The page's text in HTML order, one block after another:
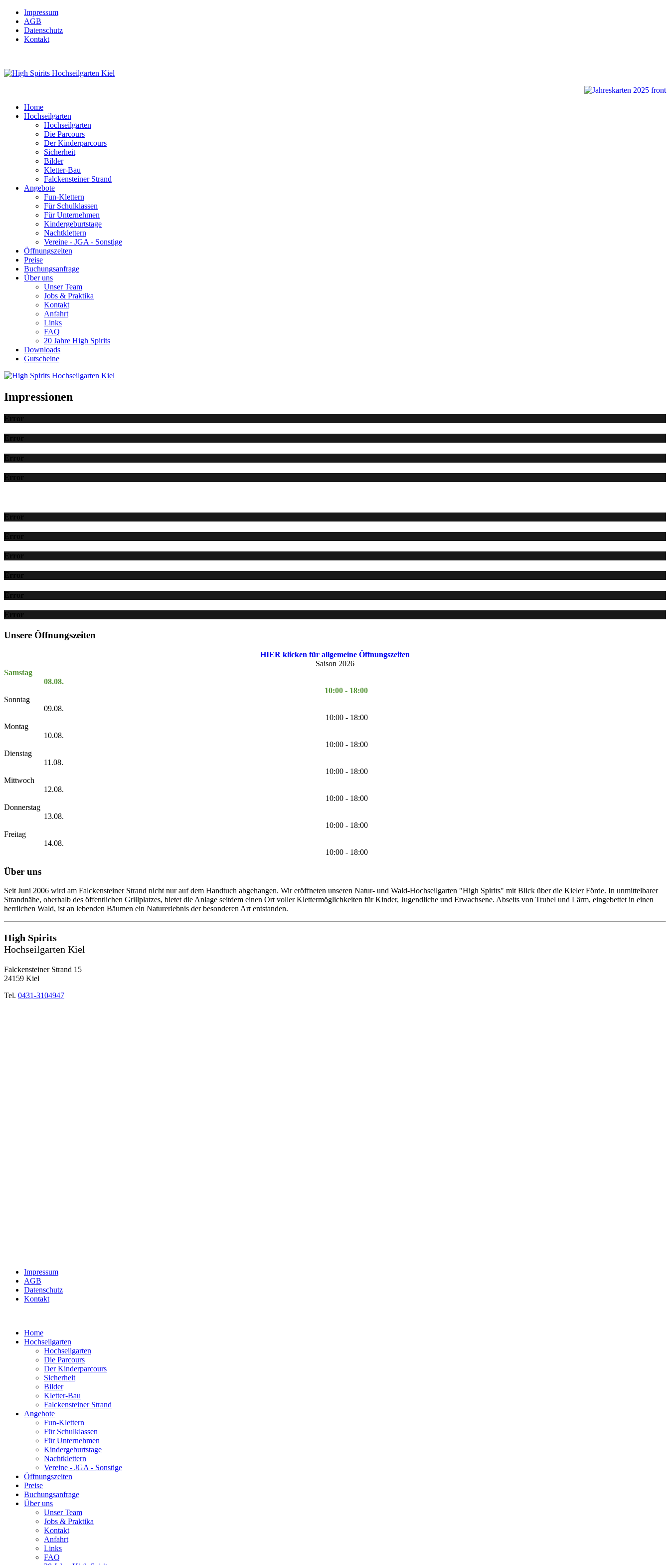
Impressum
AGB
Datenschutz
Kontakt
Home
Hochseilgarten
Hochseilgarten
Die Parcours
Der Kinderparcours
Sicherheit
Bilder
Kletter-Bau
Falckensteiner Strand
Angebote
Fun-Klettern
Für Schulklassen
Für Unternehmen
Kindergeburtstage
Nachtklettern
Vereine - JGA - Sonstige
Öffnungszeiten
Preise
Buchungsanfrage
Über uns
Unser Team
Jobs & Praktika
Kontakt
Anfahrt
Links
FAQ
20 Jahre High Spirits
Downloads
Gutscheine
Impressionen
Error
Error
Error
Error
Error
Error
Error
Error
Error
Error
Unsere Öffnungszeiten
HIER klicken für allgemeine Öffnungszeiten
Saison 2026
Samstag
08.08.
10:00 - 18:00
Sonntag
09.08.
10:00 - 18:00
Montag
10.08.
10:00 - 18:00
Dienstag
11.08.
10:00 - 18:00
Mittwoch
12.08.
10:00 - 18:00
Donnerstag
13.08.
10:00 - 18:00
Freitag
14.08.
10:00 - 18:00
Über uns
Seit Juni 2006 wird am Falckensteiner Strand nicht nur auf dem Handtuch abgehangen. Wir eröffneten unseren Natur- und Wald-Hochseilgarten "High Spirits" mit Blick über die Kieler Förde. In unmittelbarer
Strandnähe, oberhalb des öffentlichen Grillplatzes, bietet die Anlage seitdem einen Ort voller Klettermöglichkeiten für Kinder, Jugendliche und Erwachsene. Abseits von Trubel und Lärm, eingebettet in einen
herrlichen Wald, ist an lebenden Bäumen ein Naturerlebnis der besonderen Art entstanden.
High Spirits
Hochseilgarten Kiel
Falckensteiner Strand 15
24159 Kiel
Tel. 0431-3104947
Impressum
AGB
Datenschutz
Kontakt
Home
Hochseilgarten
Hochseilgarten
Die Parcours
Der Kinderparcours
Sicherheit
Bilder
Kletter-Bau
Falckensteiner Strand
Angebote
Fun-Klettern
Für Schulklassen
Für Unternehmen
Kindergeburtstage
Nachtklettern
Vereine - JGA - Sonstige
Öffnungszeiten
Preise
Buchungsanfrage
Über uns
Unser Team
Jobs & Praktika
Kontakt
Anfahrt
Links
FAQ